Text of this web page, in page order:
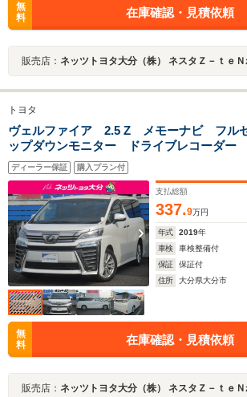
無
料
在庫確認・見積依頼
販売店： ネッツトヨタ大分（株） ネスタＺ－ｔｅ
トヨタ
ヴェルファイア 2.5 Z メモーナビ フル
ップダウンモニター ドライブレコーダ
アルミ
ディーラー保証 購入プラン付
支払総額
337.9万円
年式 2019年
車検
車検整備付
保証
保証付
住所
大分県大分市
無
料
在庫確認・見積依頼
販売店： ネッツトヨタ大分（株） ネスタＺ－ｔｅ